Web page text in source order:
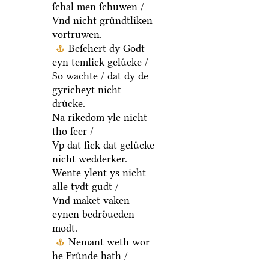
ſchal men ſchuwen /
Vnd nicht gruͤndtliken
vortruwen.
Beſchert dy Godt
eyn temlick geluͤcke /
So wachte / dat dy de
gyricheyt nicht
druͤcke.
Na rikedom yle nicht
tho ſeer /
Vp dat ſick dat geluͤcke
nicht wedderker.
Wente ylent ys nicht
alle tydt gudt /
Vnd maket vaken
eynen bedroͤueden
modt.
Nemant weth wor
he Fruͤnde hath /